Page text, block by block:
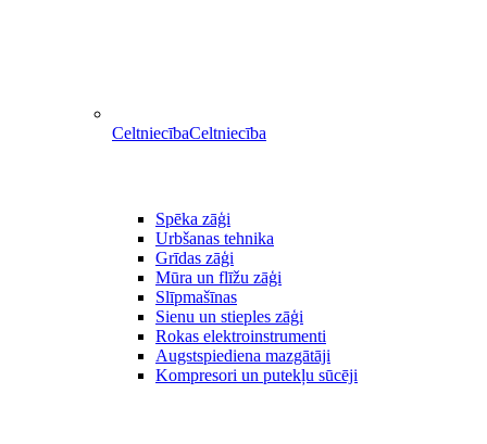
CeltniecībaCeltniecība
Spēka zāģi
Urbšanas tehnika
Grīdas zāģi
Mūra un flīžu zāģi
Slīpmašīnas
Sienu un stieples zāģi
Rokas elektroinstrumenti
Augstspiediena mazgātāji
Kompresori un putekļu sūcēji